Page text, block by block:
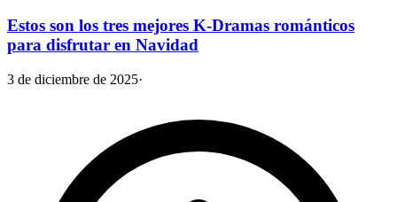
Estos son los tres mejores K-Dramas románticos
para disfrutar en Navidad
3 de diciembre de 2025·